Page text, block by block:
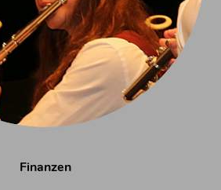
Finanzen